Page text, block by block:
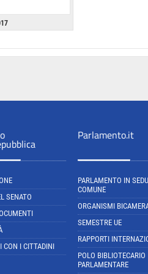
SENATO
CON I CITTADINI
Parlamento.it
PARLAMENTO IN
COMUNE
ORGANISMI
SEMESTRE UE
RAPPORTI
POLO BIBLIOTECARIO
PARLAMENTARE